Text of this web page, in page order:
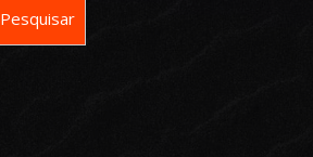
Pesquisar